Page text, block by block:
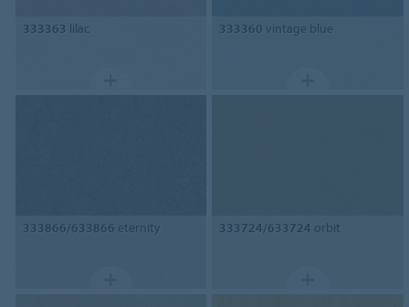
333363 lilac 333360 vintage blue
333866/633866 eternity 333724/633724 orbit